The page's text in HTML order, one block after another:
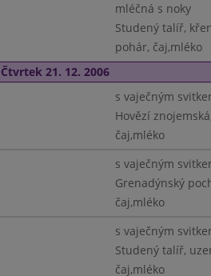
mléčná s noky
Studený talíř,
pohár, čaj,mléko
Čtvrtek 21. 12. 2006
s vaječným
Hovězí
čaj,mléko
s vaječným
Grenadýnský
čaj,mléko
s vaječným
Studený talíř,
čaj,mléko